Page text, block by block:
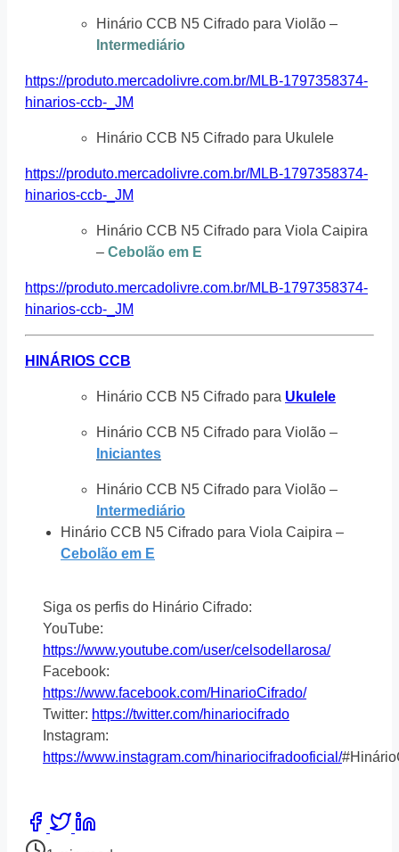
Hinário CCB N5 Cifrado para Violão –
Intermediário
https://produto.mercadolivre.com.br/MLB-1797358374-
hinarios-ccb-_JM
Hinário CCB N5 Cifrado para Ukulele
https://produto.mercadolivre.com.br/MLB-1797358374-
hinarios-ccb-_JM
Hinário CCB N5 Cifrado para Viola Caipira
– Cebolão em E
https://produto.mercadolivre.com.br/MLB-1797358374-
hinarios-ccb-_JM
HINÁRIOS CCB
Hinário CCB N5 Cifrado para Ukulele
Hinário CCB N5 Cifrado para Violão –
Iniciantes
Hinário CCB N5 Cifrado para Violão –
Intermediário
Hinário CCB N5 Cifrado para Viola Caipira –
Cebolão em E
Siga os perfis do Hinário Cifrado:
YouTube:
https://www.youtube.com/user/celsodellarosa/
Facebook:
https://www.facebook.com/HinarioCifrado/
Twitter: https://twitter.com/hinariocifrado
Instagram:
https://www.instagram.com/hinariocifradooficial/
Share
this
Post